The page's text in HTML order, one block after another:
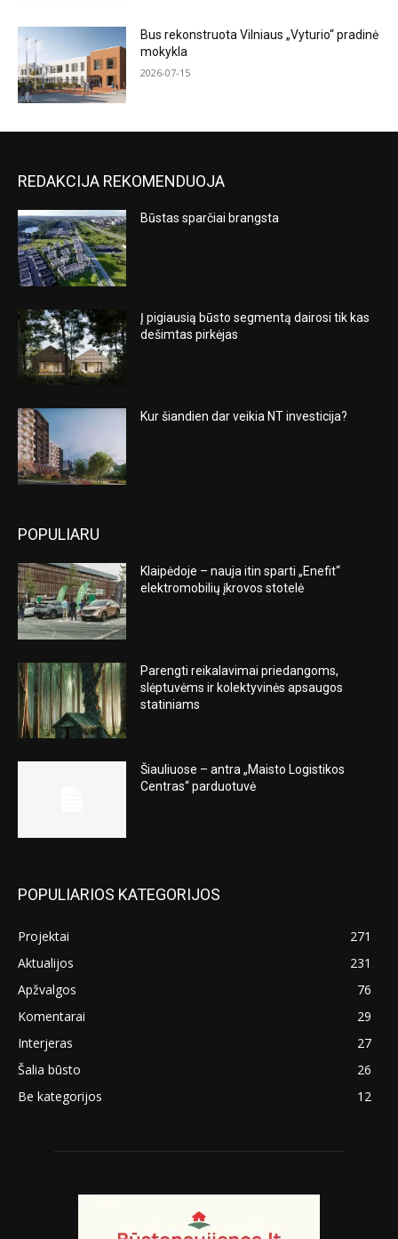
Bus rekonstruota Vilniaus „Vyturio“ pradinė
mokykla
2026-07-15
REDAKCIJA REKOMENDUOJA
Būstas sparčiai brangsta
Į pigiausią būsto segmentą dairosi tik kas
dešimtas pirkėjas
Kur šiandien dar veikia NT investicija?
POPULIARU
Klaipėdoje – nauja itin sparti „Enefit“
elektromobilių įkrovos stotelė
Parengti reikalavimai priedangoms,
slėptuvėms ir kolektyvinės apsaugos
statiniams
Šiauliuose – antra „Maisto Logistikos
Centras“ parduotuvė
POPULIARIOS KATEGORIJOS
Projektai
271
Aktualijos
231
Apžvalgos
76
Komentarai
29
Interjeras
27
Šalia būsto
26
Be kategorijos
12